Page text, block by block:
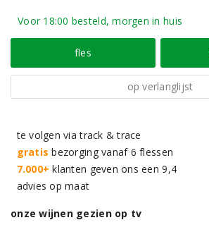
Voor 18:00 besteld, morgen in huis
fles
op verlanglijst
te volgen via track & trace
gratis bezorging vanaf 6 flessen
7.000+ klanten geven ons een 9,4
advies op maat
onze wijnen gezien op tv